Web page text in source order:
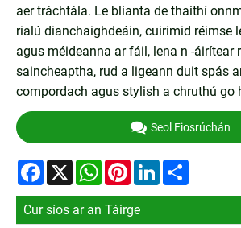
aer tráchtála. Le blianta de thaithí
rialú dianchaighdeáin, cuirimid réimse
agus méideanna ar fáil, lena n -áirítear
saincheaptha, rud a ligeann duit spás
compordach agus stylish a chruthú go
Seol Fiosrúchán
Facebook
X WhatsApp
PinterestLinkedIn
Cur síos ar an Táirge